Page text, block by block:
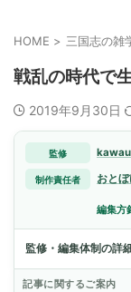
HOME > 三国志の雑
戦乱の時代で
2019年9月30日
監修
制作責任者 おとぼ
編集方
監修・編集体制の詳
記事に関するご案内